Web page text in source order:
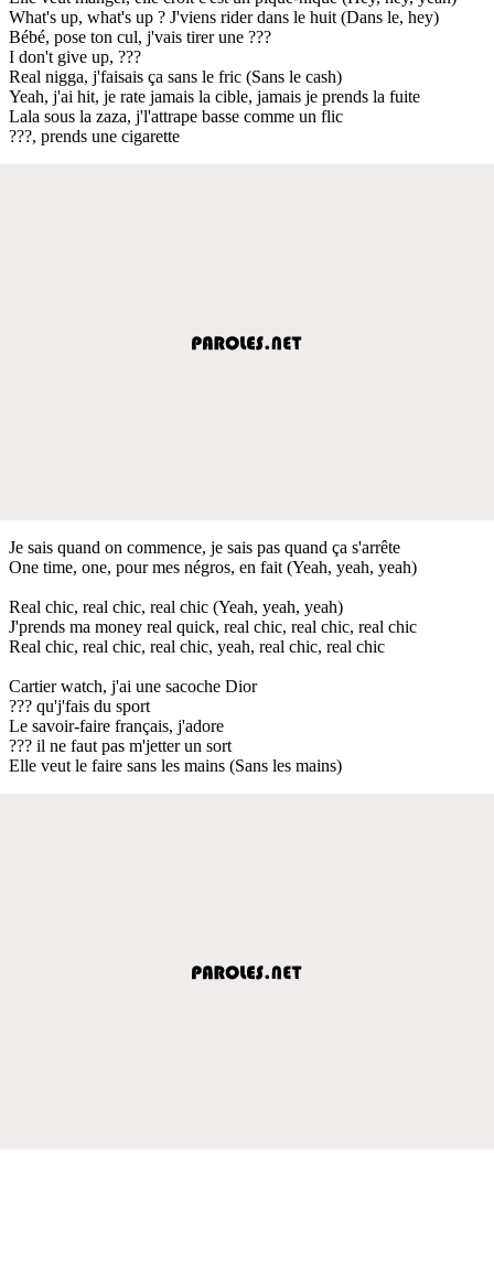
What's up, what's up ? J'viens rider dans le huit (Dans le, hey)
Bébé, pose ton cul, j'vais tirer une ???
I don't give up, ???
Real nigga, j'faisais ça sans le fric (Sans le cash)
Yeah, j'ai hit, je rate jamais la cible, jamais je prends la fuite
Lala sous la zaza, j'l'attrape basse comme un flic
???, prends une cigarette
Je sais quand on commence, je sais pas quand ça s'arrête
One time, one, pour mes négros, en fait (Yeah, yeah, yeah)
Real chic, real chic, real chic (Yeah, yeah, yeah)
J'prends ma money real quick, real chic, real chic, real chic
Real chic, real chic, real chic, yeah, real chic, real chic
Cartier watch, j'ai une sacoche Dior
??? qu'j'fais du sport
Le savoir-faire français, j'adore
??? il ne faut pas m'jetter un sort
Elle veut le faire sans les mains (Sans les mains)